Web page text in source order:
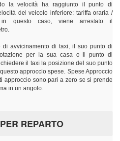
la velocità ha raggiunto il punto di
del veicolo inferiore: tariffa oraria /
in questo caso, viene arrestato il
di avvicinamento di taxi, il suo punto di
per la sua casa o il punto di
il taxi la posizione del suo punto
approccio spese. Spese Approccio
approccio sono pari a zero se si prende
in un angolo.
REPARTO